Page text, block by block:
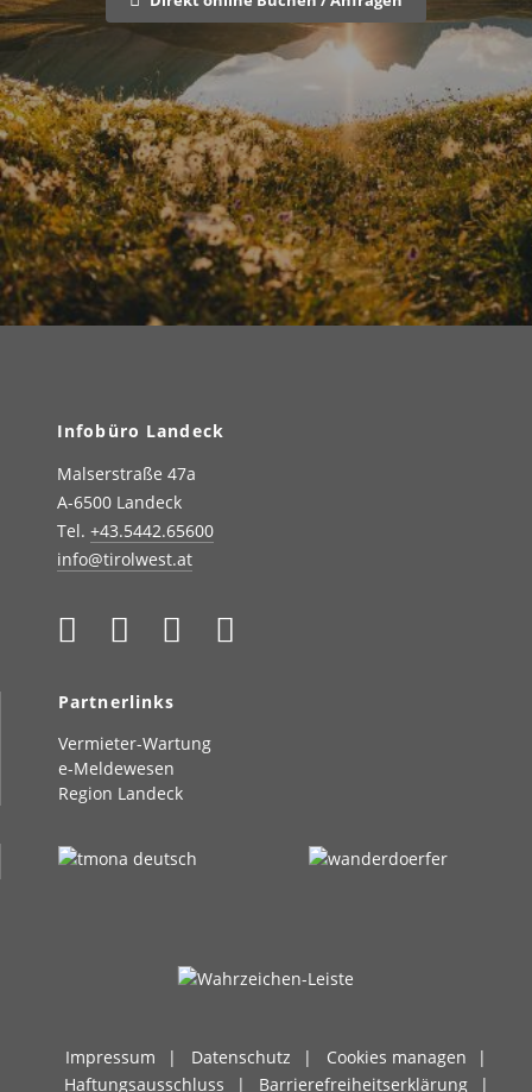
Infobüro Landeck
Malserstraße 47a
A-6500 Landeck
Tel. +43.5442.65600
info@tirolwest.at
Partnerlinks
Vermieter-Wartung
e-Meldewesen
Region Landeck
Impressum Datenschutz
Cookies managen
Haftungsausschluss
Barrierefreiheitserklärung